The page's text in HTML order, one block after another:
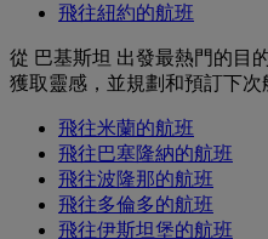
飛往紐約的航班
從 巴基斯坦 出發最熱門的目
獲取靈感，並規劃和預訂下次
飛往米蘭的航班
飛往巴塞隆納的航班
飛往波隆那的航班
飛往多倫多的航班
飛往伊斯坦堡的航班